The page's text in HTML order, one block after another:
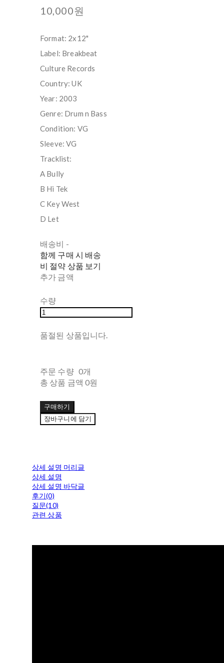
10,000원
Format: 2x12"
Label: Breakbeat
Culture Records
Country: UK
Year: 2003
Genre: Drum n Bass
Condition: VG
Sleeve: VG
Tracklist:
A Bully
B Hi Tek
C Key West
D Let
배송비 -
함께 구매 시 배송
비 절약 상품 보기
추가 금액
수량
품절된 상품입니다.
주문 수량 0개
총 상품 금액 0원
구매하기
장바구니에 담기
상세 설명 머리글
상세 설명
상세 설명 바닥글
후기(0)
질문(10)
관련 상품